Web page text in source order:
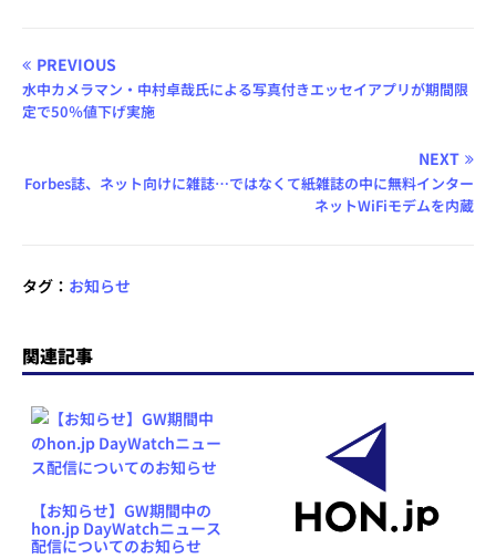
PREVIOUS
水中カメラマン・中村卓哉氏による写真付きエッセイアプリが期間限
定で50％値下げ実施
NEXT
Forbes誌、ネット向けに雑誌…ではなくて紙雑誌の中に無料インター
ネットWiFiモデムを内蔵
タグ： お知らせ
関連記事
【お知らせ】GW期間中の
hon.jp DayWatchニュース
配信についてのお知らせ